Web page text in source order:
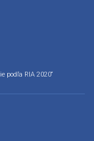
podľa RIA 2020“